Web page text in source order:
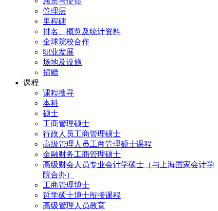
管理层
里程碑
排名、概览及统计资料
全球院校合作
职业发展
场地及设施
捐赠
课程
课程搜寻
本科
硕士
工商管理硕士
行政人员工商管理硕士
高级管理人员工商管理硕士课程
金融财务工商管理硕士
高级财会人员专业会计学硕士（与上海国家会计学
院合办）
工商管理博士
哲学硕士博士衔接课程
高级管理人员教育